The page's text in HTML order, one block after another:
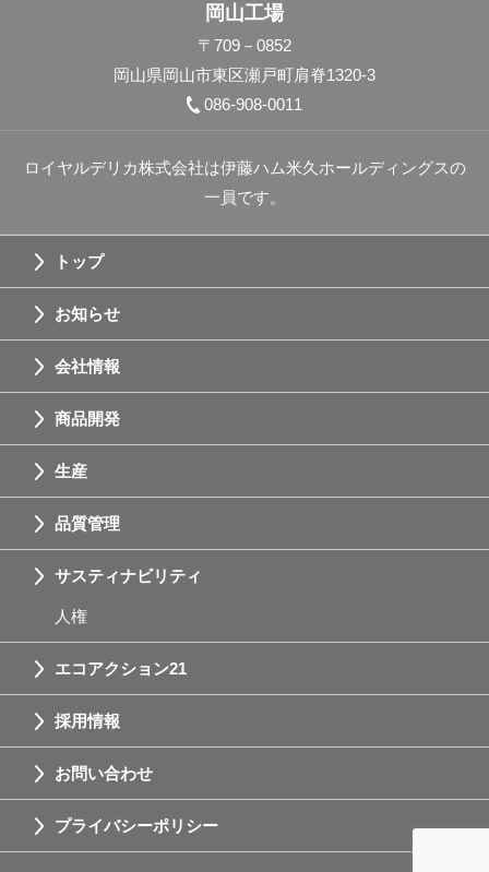
岡山工場
〒709－0852
岡山県岡山市東区瀬戸町肩脊1320-3
086-908-0011
ロイヤルデリカ株式会社は伊藤ハム米久ホールディングスの
一員です。
トップ
お知らせ
会社情報
商品開発
生産
品質管理
サスティナビリティ
人権
エコアクション21
採用情報
お問い合わせ
プライバシーポリシー